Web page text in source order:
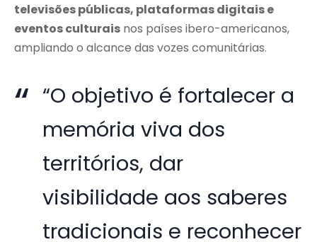
televisões públicas, plataformas digitais e
eventos culturais nos países ibero-americanos,
ampliando o alcance das vozes comunitárias.
“O objetivo é fortalecer a
memória viva dos
territórios, dar
visibilidade aos saberes
tradicionais e reconhecer